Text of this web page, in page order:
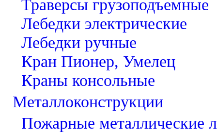
Траверсы грузоподъемные
Лебедки электрические
Лебедки ручные
Кран Пионер, Умелец
Краны консольные
Металлоконструкции
Пожарные металлические